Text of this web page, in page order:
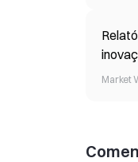
Market